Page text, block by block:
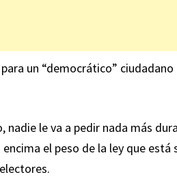
un “democrático”
nadie le va a pedir nada más
el peso de la ley que está